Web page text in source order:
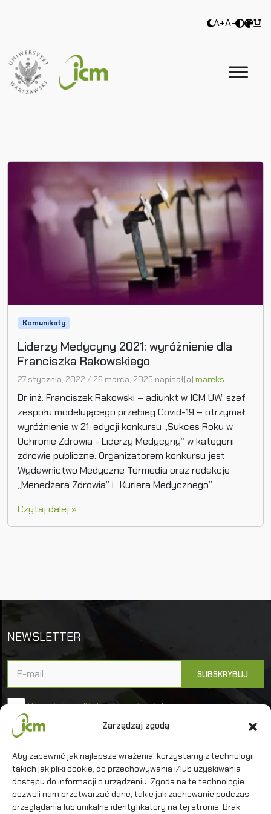
Zarządzaj zgodą
Aby zapewnić jak najlepsze wrażenia, korzystamy z technologii,
takich jak pliki cookie, do przechowywania i/lub uzyskiwania
dostępu do informacji o urządzeniu. Zgoda na te technologie
pozwoli nam przetwarzać dane, takie jak zachowanie podczas
przeglądania lub unikalne identyfikatory na tej stronie. Brak
A+A-
Komunikaty
Liderzy Medycyny 2021: wyróżnienie dla
Franciszka Rakowskiego
27 stycznia, 2022 / 26 marca, 2025 napisał(a) mareks
Dr inż. Franciszek Rakowski – adiunkt w ICM UW, szef
zespołu modelującego przebieg Covid-19 – otrzymał
wyróżnienie w 21. edycji konkursu „Sukces Roku w
Ochronie Zdrowia - Liderzy Medycyny” w kategorii
zdrowie publiczne. Organizatorem konkursu jest
Wydawnictwo Medyczne Termedia oraz redakcje
„Menedżera Zdrowia” i „Kuriera Medycznego”.
Czytaj dalej »
NEWSLETTER
Akceptuję politykę prywatności
Uniwersytet Warszawski
Interdyscyplinarne Centrum Modelowania
Matematycznego i Komputerowego